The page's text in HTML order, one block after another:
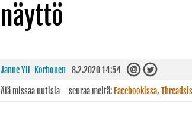
näyttö
Janne Yli-Korhonen 8.2.2020 14:54
Älä missaa uutisia – seuraa meitä: Facebookissa,